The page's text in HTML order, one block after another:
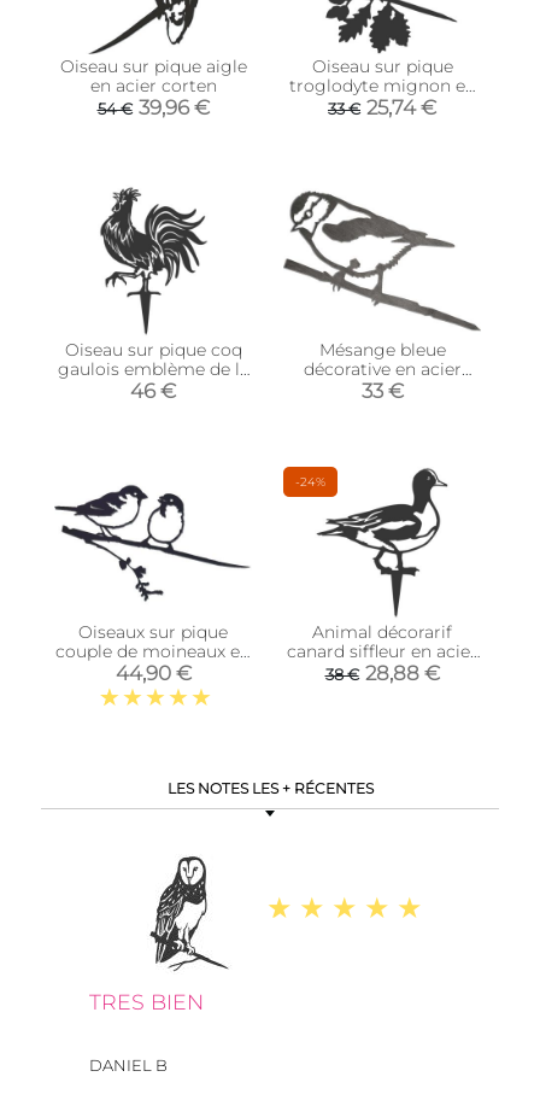
Oiseau sur pique aigle
en acier corten
54 € 39,96 €
Oiseau sur pique
troglodyte mignon en
acier corten
33 € 25,74 €
Oiseau sur pique coq
gaulois emblème de la
France
46 €
Mésange bleue
décorative en acier
corten Mini
33 €
Oiseaux sur pique
couple de moineaux en
acier corten (Hauteur
14cm)
44,90 €
-24%
Animal décorarif
canard siffleur en acier
corten
38 € 28,88 €
LES NOTES LES + RÉCENTES
TRES BIEN
DANIEL B